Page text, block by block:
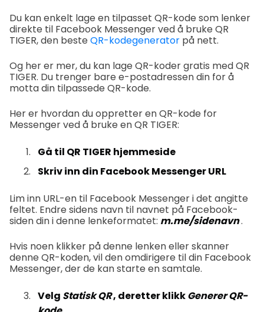
Du kan enkelt lage en tilpasset QR-kode som lenker
direkte til Facebook Messenger ved å bruke QR
TIGER, den beste QR-kodegenerator på nett.
Og her er mer, du kan lage QR-koder gratis med QR
TIGER. Du trenger bare e-postadressen din for å
motta din tilpassede QR-kode.
Her er hvordan du oppretter en QR-kode for
Messenger ved å bruke en QR TIGER:
Gå til QR TIGER hjemmeside
Skriv inn din Facebook Messenger URL
Lim inn URL-en til Facebook Messenger i det angitte
feltet. Endre sidens navn til navnet på Facebook-
siden din i denne lenkeformatet: m.me/sidenavn.
Hvis noen klikker på denne lenken eller skanner
denne QR-koden, vil den omdirigere til din Facebook
Messenger, der de kan starte en samtale.
Velg Statisk QR, deretter klikkGenerer QR-